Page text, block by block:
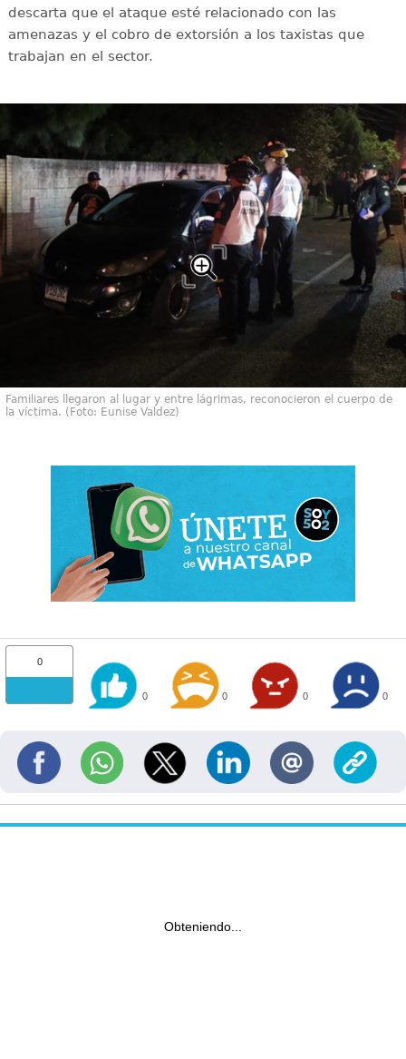
descarta que el ataque esté relacionado con las
amenazas y el cobro de extorsión a los taxistas que
trabajan en el sector.
Familiares llegaron al lugar y entre lágrimas, reconocieron el cuerpo de
la víctima. (Foto: Eunise Valdez)
0
0 0 0 0
Obteniendo...